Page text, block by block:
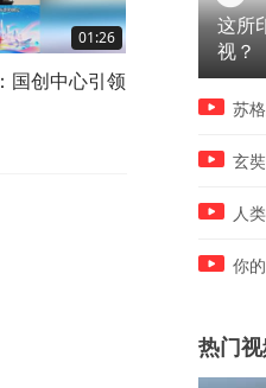
01:26
国创中心引领 基辅仓库遭俄
27伤氨气泄漏
这所
视？
苏
玄
人
你
热门